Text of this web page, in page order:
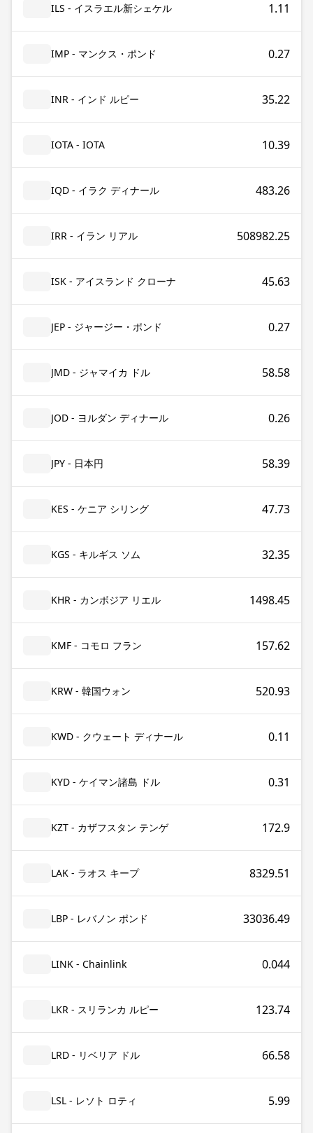
ILS - イスラエル新シェケル 1.11
IMP - マンクス・ポンド 0.27
INR - インド ルピー 35.22
IOTA - IOTA 10.39
IQD - イラク ディナール 483.26
IRR - イラン リアル 508982.25
ISK - アイスランド クローナ 45.63
JEP - ジャージー・ポンド 0.27
JMD - ジャマイカ ドル 58.58
JOD - ヨルダン ディナール 0.26
JPY - 日本円 58.39
KES - ケニア シリング 47.73
KGS - キルギス ソム 32.35
KHR - カンボジア リエル 1498.45
KMF - コモロ フラン 157.62
KRW - 韓国ウォン 520.93
KWD - クウェート ディナール 0.11
KYD - ケイマン諸島 ドル 0.31
KZT - カザフスタン テンゲ 172.9
LAK - ラオス キープ 8329.51
LBP - レバノン ポンド 33036.49
LINK - Chainlink 0.044
LKR - スリランカ ルピー 123.74
LRD - リベリア ドル 66.58
LSL - レソト ロティ 5.99